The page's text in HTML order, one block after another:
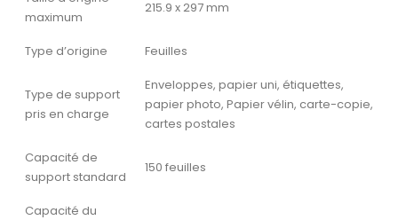
maximum
215.9 x 297 mm
Type d’origine Feuilles
Type de support
pris en charge
Enveloppes, papier uni, étiquettes,
papier photo, Papier vélin, carte-copie,
cartes postales
Capacité de
support standard
150 feuilles
Capacité du